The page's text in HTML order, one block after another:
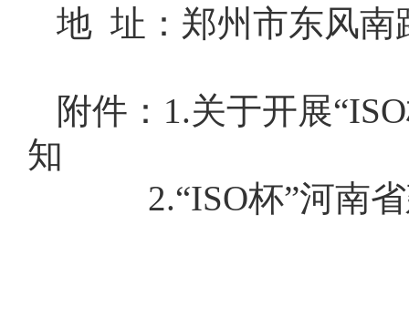
地 址：郑州市东风南
附件：1.关于开展
知
2.“ISO杯”河南省